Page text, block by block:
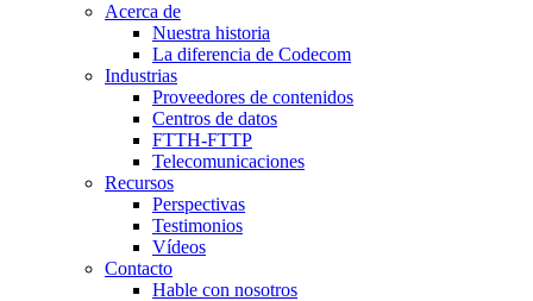
Acerca de
Nuestra historia
La diferencia de Codecom
Industrias
Proveedores de contenidos
Centros de datos
FTTH-FTTP
Telecomunicaciones
Recursos
Perspectivas
Testimonios
Vídeos
Contacto
Hable con nosotros